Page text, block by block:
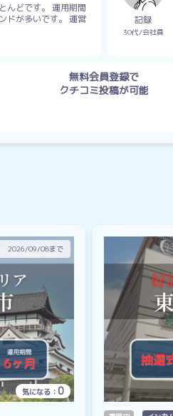
んどです。 運用期間
ドが多いです。 運営
記録
30代 会社員
無料会員登録で
クチコミ投稿が可能
2026/09/08まで
気になる： 0